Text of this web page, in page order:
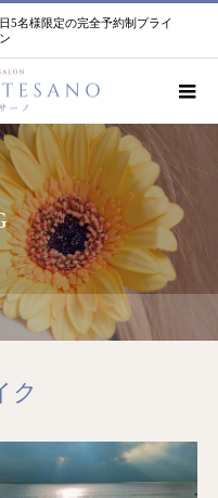
5名様限定の完全予約制プライ
ク